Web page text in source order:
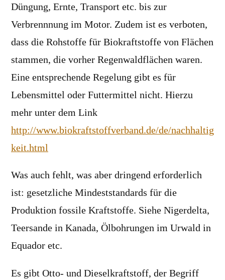
Düngung, Ernte, Transport etc. bis zur
Verbrennnung im Motor. Zudem ist es verboten,
dass die Rohstoffe für Biokraftstoffe von Flächen
stammen, die vorher Regenwaldflächen waren.
Eine entsprechende Regelung gibt es für
Lebensmittel oder Futtermittel nicht. Hierzu
mehr unter dem Link
http://www.biokraftstoffverband.de/de/nachhaltig
keit.html
Was auch fehlt, was aber dringend erforderlich
ist: gesetzliche Mindeststandards für die
Produktion fossile Kraftstoffe. Siehe Nigerdelta,
Teersande in Kanada, Ölbohrungen im Urwald in
Equador etc.
Es gibt Otto- und Dieselkraftstoff, der Begriff